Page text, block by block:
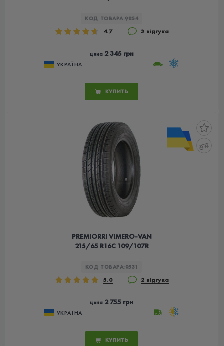
КОД ТОВАРА:9854
4.7 3 відгука
цена2 345 грн
УКРАЇНА
КУПИТЬ
PREMIORRI VIMERO-VAN
215/65 R16C 109/107R
КОД ТОВАРА: 9531
5.0 2 відгука
цена 2 755 грн
УКРАЇНА
КУПИТЬ